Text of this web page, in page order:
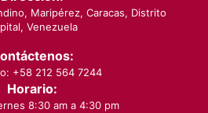
Maripérez, Caracas, Distrito
Venezuela
+58 212 564 7244
Horario:
8:30 am a 4:30 pm